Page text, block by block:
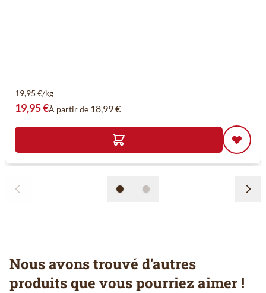
19,95 €/kg
19,95 €À partir de 18,99 €
Nous avons trouvé d'autres
produits que vous pourriez aimer !